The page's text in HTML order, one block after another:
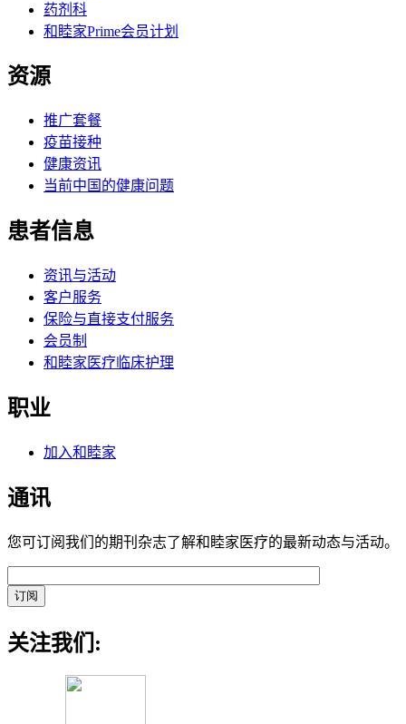
药剂科
和睦家Prime会员计划
资源
推广套餐
疫苗接种
健康资讯
当前中国的健康问题
患者信息
资讯与活动
客户服务
保险与直接支付服务
会员制
和睦家医疗临床护理
职业
加入和睦家
通讯
您可订阅我们的期刊杂志了解和睦家医疗的最新动态与活动。
关注我们: